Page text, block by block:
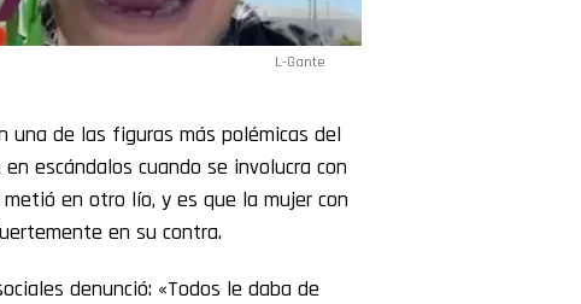
L-Gante
una de las figuras más polémicas del
escándalos cuando se involucra con
en otro lío, y es que la mujer con
en su contra.
denunció: «Todos le daba de